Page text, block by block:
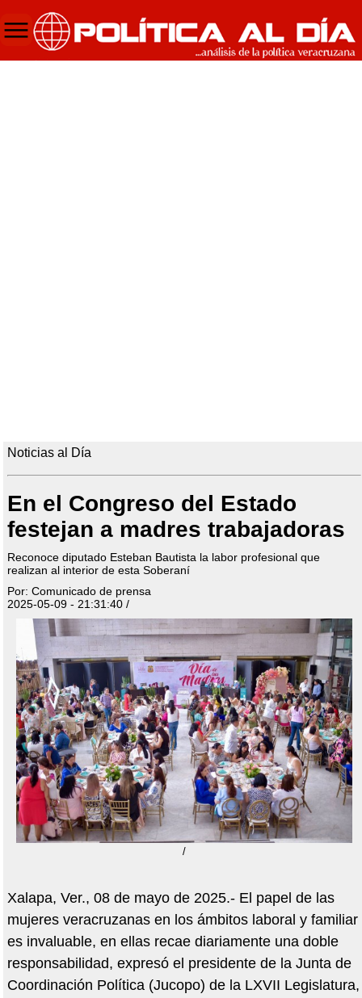
Noticias al Día
En el Congreso del Estado
festejan a madres trabajadoras
Reconoce diputado Esteban Bautista la labor profesional que
realizan al interior de esta Soberaní
Por: Comunicado de prensa
2025-05-09 - 21:31:40 /
/
Xalapa, Ver., 08 de mayo de 2025.- El papel de las
mujeres veracruzanas en los ámbitos laboral y familiar
es invaluable, en ellas recae diariamente una doble
responsabilidad, expresó el presidente de la Junta de
Coordinación Política (Jucopo) de la LXVII Legislatura,